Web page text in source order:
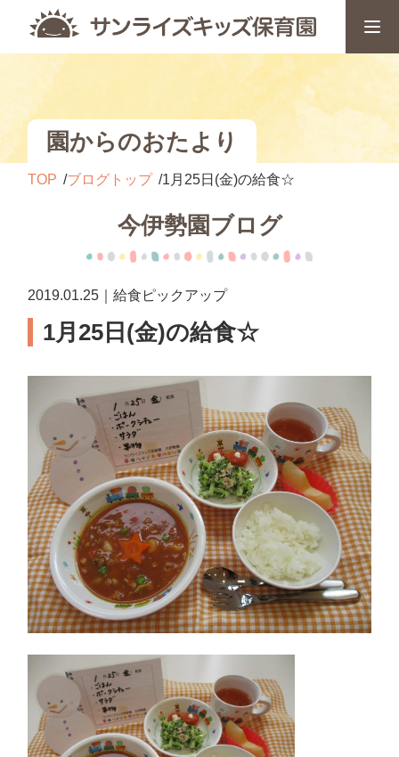
園からのおたより
TOP ブログトップ 1月25日(金)の給食☆
今伊勢園ブログ
2019.01.25｜給食ピックアップ
1月25日(金)の給食☆